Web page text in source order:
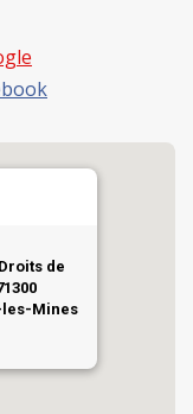
de
Mines